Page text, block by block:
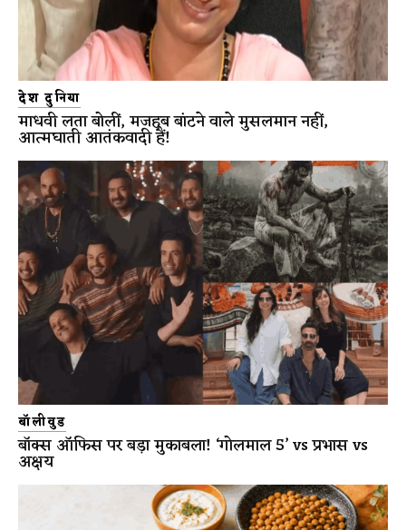
देश दुनिया
माधवी लता बोलीं, मजहब बांटने वाले मुसलमान नहीं,
आत्मघाती आतंकवादी हैं!
बॉलीवुड
बॉक्स ऑफिस पर बड़ा मुकाबला! ‘गोलमाल 5’ vs प्रभास vs
अक्षय